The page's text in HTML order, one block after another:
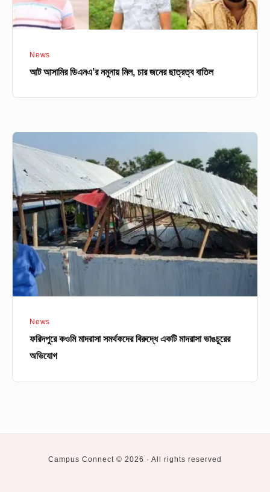
বাতিল
News
আট আসামির ডিএনএ’র নমুনায় মিল, চার জনের ছাত্রত্ব বাতিল
ফরিদপুরে
কওমি
মাদরাসা
সমর্থকদের
বিরুদ্ধে
একটি
মাদরাসা
ভাঙচুরের
অভিযোগ
News
ফরিদপুরে কওমি মাদরাসা সমর্থকদের বিরুদ্ধে একটি মাদরাসা ভাঙচুরের
অভিযোগ
Campus Connect © 2026 · All rights reserved